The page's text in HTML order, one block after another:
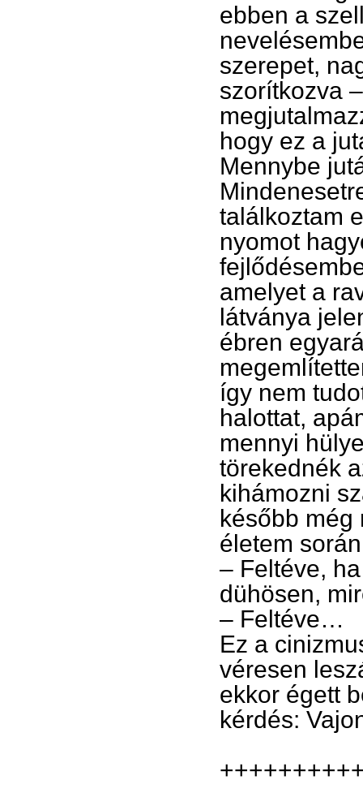
ebben a
szerepet,
szorítkozva
hogy ez a
Mennybe
találkoztam
nyomot
amelyet a
látványa
ébren
így nem
halottat,
mennyi
törekednék
kihámozni
később még
életem
– Feltéve,
dühösen,
– Feltéve…
Ez a
véresen
ekkor égett
kérdés: